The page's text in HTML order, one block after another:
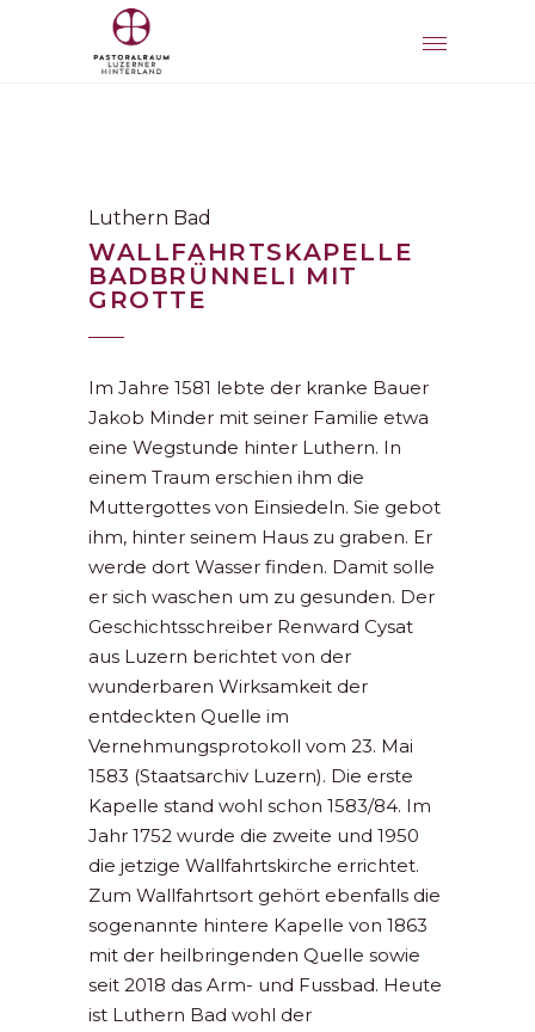
Luthern Bad
WALLFAHRTSKAPELLE
BADBRÜNNELI MIT
GROTTE
Im Jahre 1581 lebte der kranke Bauer
Jakob Minder mit seiner Familie etwa
eine Wegstunde hinter Luthern. In
einem Traum erschien ihm die
Muttergottes von Einsiedeln. Sie gebot
ihm, hinter seinem Haus zu graben. Er
werde dort Wasser finden. Damit solle
er sich waschen um zu gesunden. Der
Geschichtsschreiber Renward Cysat
aus Luzern berichtet von der
wunderbaren Wirksamkeit der
entdeckten Quelle im
Vernehmungsprotokoll vom 23. Mai
1583 (Staatsarchiv Luzern). Die erste
Kapelle stand wohl schon 1583/84. Im
Jahr 1752 wurde die zweite und 1950
die jetzige Wallfahrtskirche errichtet.
Zum Wallfahrtsort gehört ebenfalls die
sogenannte hintere Kapelle von 1863
mit der heilbringenden Quelle sowie
seit 2018 das Arm- und Fussbad. Heute
ist Luthern Bad wohl der